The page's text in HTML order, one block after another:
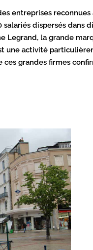
entreprises
dispersés dans
la grande
activité
grandes firmes